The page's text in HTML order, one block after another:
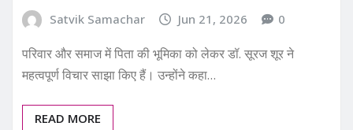
Satvik Samachar Jun 21, 2026 0
परिवार और समाज में पिता की भूमिका को लेकर डॉ. सूरज शूर ने
महत्वपूर्ण विचार साझा किए हैं। उन्होंने कहा…
READ MORE